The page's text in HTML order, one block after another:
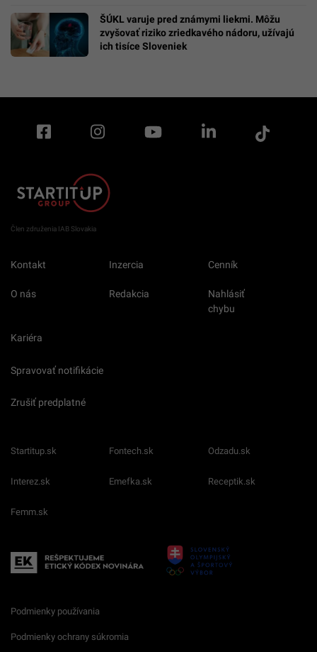
ŠÚKL varuje pred známymi liekmi. Môžu
zvyšovať riziko zriedkavého nádoru, užívajú
ich tisíce Sloveniek
Člen združenia IAB Slovakia
Kontakt Inzercia Cenník
O nás Redakcia
Nahlásiť
chybu
Kariéra
Spravovať notifikácie
Zrušiť predplatné
Startitup.sk Fontech.sk Odzadu.sk
Interez.sk Emefka.sk Receptik.sk
Femm.sk
Podmienky používania
Podmienky ochrany súkromia